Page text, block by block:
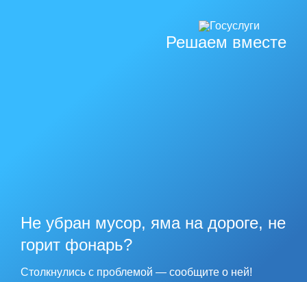
Решаем вместе
Не убран мусор, яма на дороге, не
горит фонарь?
Столкнулись с проблемой — сообщите о ней!